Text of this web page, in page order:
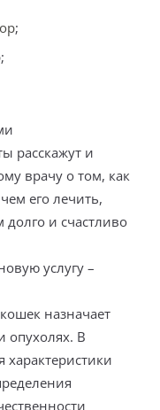
;
расскажут и
врачу о том, как
его лечить,
и счастливо
услугу –
назначает
опухолях. В
характеристики